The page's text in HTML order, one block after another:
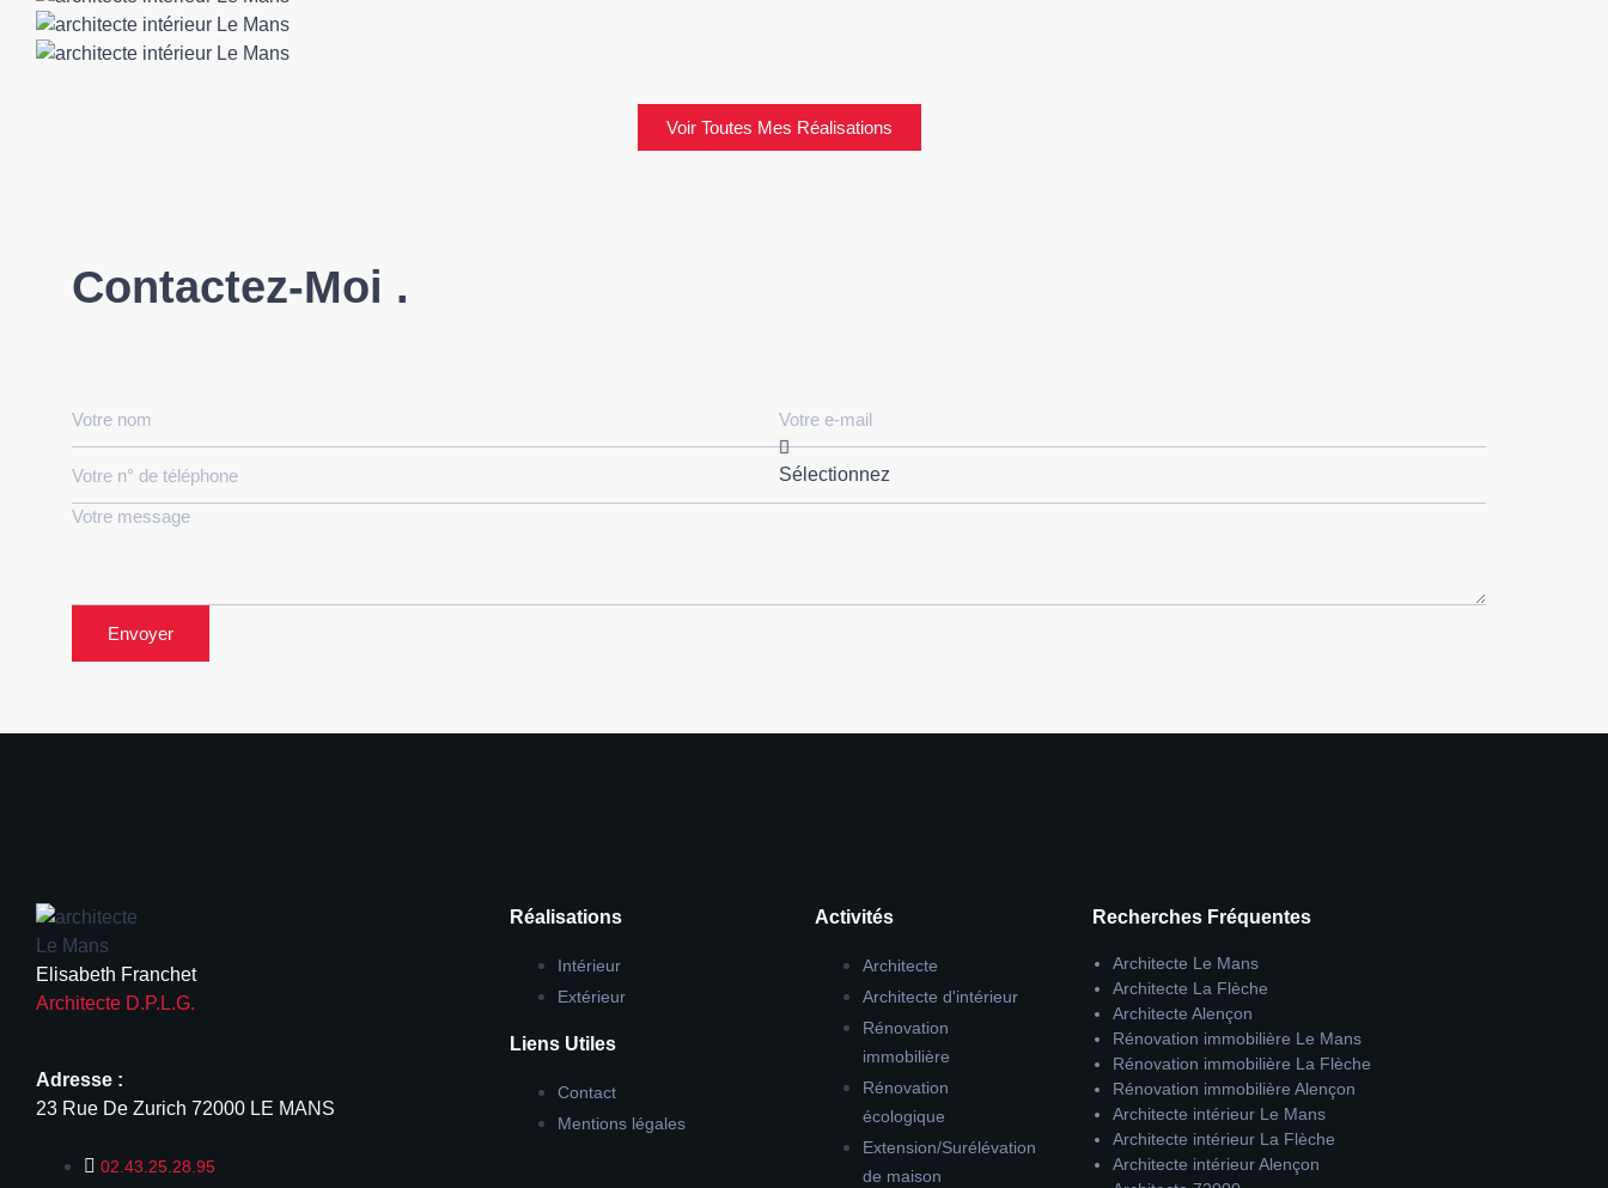
Voir Toutes Mes Réalisations
Contactez-Moi .
Envoyer
Elisabeth Franchet
Architecte D.P.L.G.
Adresse :
23 Rue De Zurich 72000 LE MANS
02.43.25.28.95
Réalisations
Intérieur
Extérieur
Liens Utiles
Contact
Mentions légales
Activités
Architecte
Architecte d'intérieur
Rénovation
immobilière
Rénovation
écologique
Extension/Surélévation
de maison
Recherches Fréquentes
Architecte Le Mans
Architecte La Flèche
Architecte Alençon
Rénovation immobilière Le Mans
Rénovation immobilière La Flèche
Rénovation immobilière Alençon
Architecte intérieur Le Mans
Architecte intérieur La Flèche
Architecte intérieur Alençon